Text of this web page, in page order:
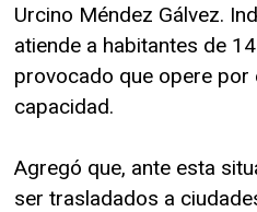
Urcino Méndez Gálvez.
atiende a habitantes de
provocado que opere por
capacidad.
Agregó que, ante esta
ser trasladados a